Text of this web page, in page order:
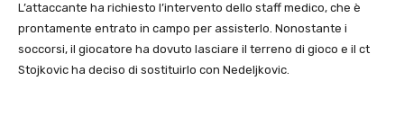
L’attaccante ha richiesto l’intervento dello staff medico, che è
prontamente entrato in campo per assisterlo. Nonostante i
soccorsi, il giocatore ha dovuto lasciare il terreno di gioco e il ct
Stojkovic ha deciso di sostituirlo con Nedeljkovic.